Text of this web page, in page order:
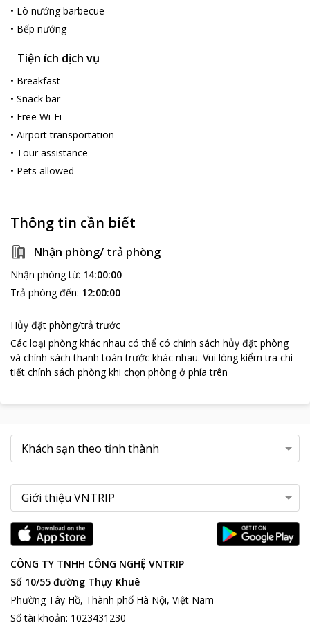
• Lò nướng barbecue
• Bếp nướng
Tiện ích dịch vụ
• Breakfast
• Snack bar
• Free Wi-Fi
• Airport transportation
• Tour assistance
• Pets allowed
Thông tin cần biết
Nhận phòng/ trả phòng
Nhận phòng từ: 14:00:00
Trả phòng đến: 12:00:00
Hủy đặt phòng/trả trước
Các loại phòng khác nhau có thể có chính sách hủy đặt phòng
và chính sách thanh toán trước khác nhau. Vui lòng kiểm tra chi
tiết chính sách phòng khi chọn phòng ở phía trên
CÔNG TY TNHH CÔNG NGHỆ VNTRIP
Số 10/55 đường Thụy Khuê
Phường Tây Hồ, Thành phố Hà Nội, Việt Nam
Số tài khoản: 1023431230